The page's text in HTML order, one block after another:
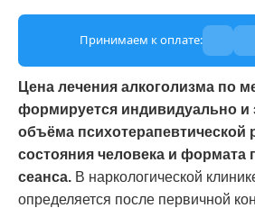
Принимаем к оплате:
Цена лечения алкоголизма по
формируется индивидуально и
объёма психотерапевтической
состояния человека и формата
сеанса. В наркологической
определяется после первичной